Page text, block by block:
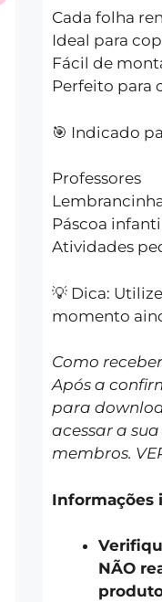
Cada folha
Ideal para
Fácil de
Perfeito para
🎯 Indicado
Professores
Páscoa
Atividades
💡 Dica:
momento
Como
Após a
para
acessar a
membros.
Informações
NÃO